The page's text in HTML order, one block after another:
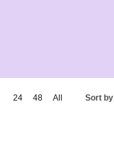
24 48 All Sort by